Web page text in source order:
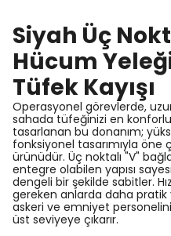
Siyah Üç
Hücum
Tüfek Kayışı
Operasyonel görevlerde,
sahada tüfeğinizi en konforlu
tasarlanan bu donanım;
fonksiyonel tasarımıyla öne
ürünüdür. Üç noktalı "V"
entegre olabilen yapısı
dengeli bir şekilde sabitler.
gereken anlarda daha pratik
askeri ve emniyet
üst seviyeye çıkarır.